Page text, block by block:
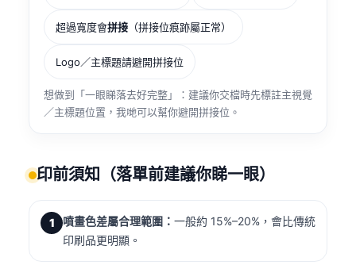
超過寬度會拼接 （拼接位痕跡屬正常）
Logo／主標題請避開拼接位
想做到「一眼睇落去好完整」：建議你交檔時先標註主視覺
／主標題位置，我哋可以幫你避開拼接位。
印前須知（落單前建議你睇一眼）
1 噴畫色差屬合理範圍： 一般約 15%–20%，會比傳統
印刷品更明顯。